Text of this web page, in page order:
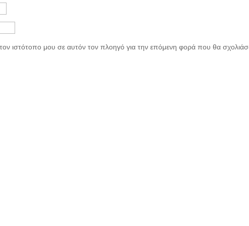
ιστότοπο μου σε αυτόν τον πλοηγό για την επόμενη φορά που θα